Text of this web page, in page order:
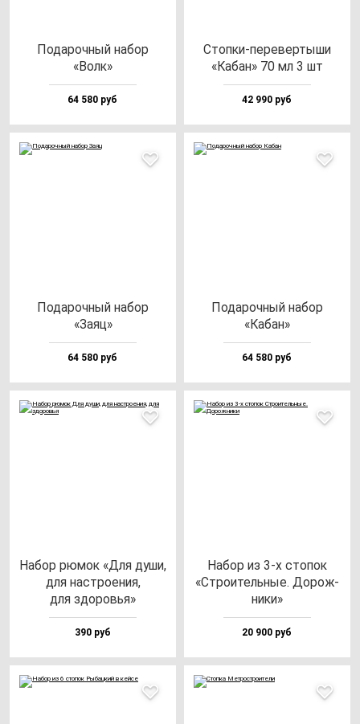
Пода­роч­ный на­бор
«Волк»
64 580 руб
Стоп­ки-пе­ре­вер­ты­ши
«Кабан» 70 мл 3 шт
42 990 руб
Пода­роч­ный на­бор
«Заяц»
64 580 руб
Пода­роч­ный на­бор
«Кабан»
64 580 руб
Набор рю­мок «Для ду­ши,
для нас­тро­ения,
для здо­ровья»
390 руб
Набор из 3-х сто­пок
«Стро­итель­ные. Дорож­
ни­ки»
20 900 руб